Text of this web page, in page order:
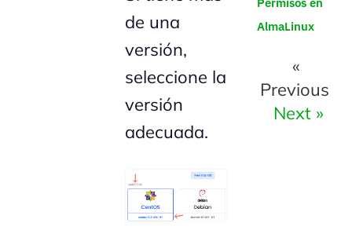
de una
versión,
seleccione la
versión
adecuada.
AlmaLinux
«
Previous
Next »